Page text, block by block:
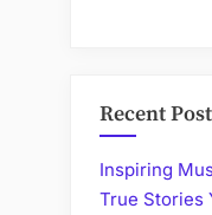
Recent
Inspiring
True Stories